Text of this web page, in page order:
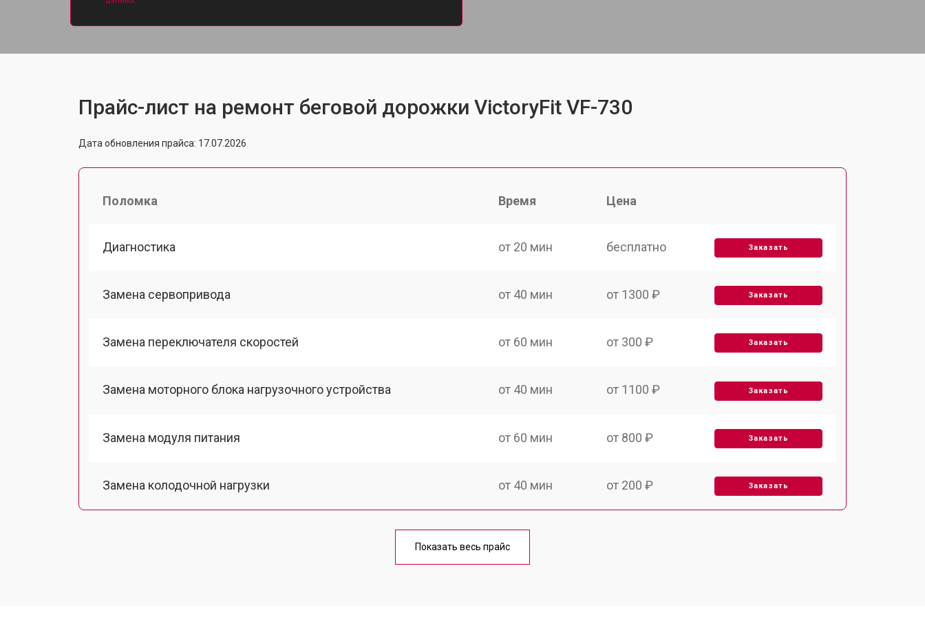
Прайс-лист на ремонт беговой дорожки VictoryFit VF-730
Дата обновления прайса: 17.07.2026
Поломка Время Цена
Диагностика от 20 мин бесплатно Заказать
Замена сервопривода от 40 мин от 1300 ₽ Заказать
Замена переключателя скоростей от 60 мин от 300 ₽ Заказать
Замена моторного блока нагрузочного устройства от 40 мин от 1100 ₽ Заказать
Замена модуля питания от 60 мин от 800 ₽ Заказать
Замена колодочной нагрузки от 40 мин от 200 ₽ Заказать
от 70 мин
Показать весь прайс